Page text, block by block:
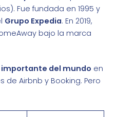
Fue fundada en 1995 y
Grupo Expedia. En 2019,
bajo la marca
importante del mundo en
de Airbnb y Booking. Pero